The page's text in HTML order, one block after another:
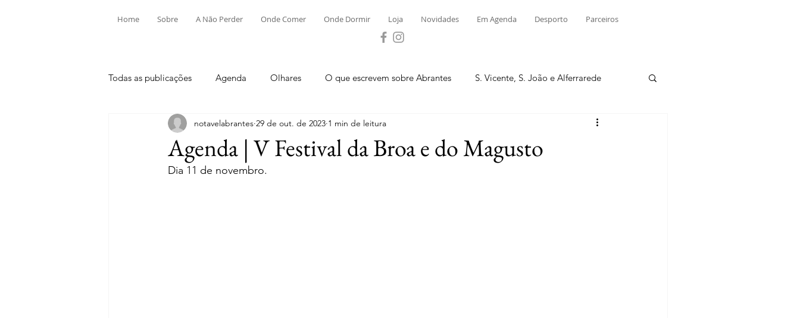
Home Sobre A Não Perder Onde Comer Onde Dormir Loja Novidades Em Agenda Desporto Parceiros
Todas as publicações Agenda Olhares O que escrevem sobre Abrantes S. Vicente, S. João e Alferrarede
Aldeia do Mato e Souto Alvega e Concavada Bemposta
Mouriscas Pego Rio de Moinhos
Agenda | V Festival da Broa e do Magusto
notavelabrantes 29 de out. de 2023 1 min de leitura
Dia 11 de novembro.